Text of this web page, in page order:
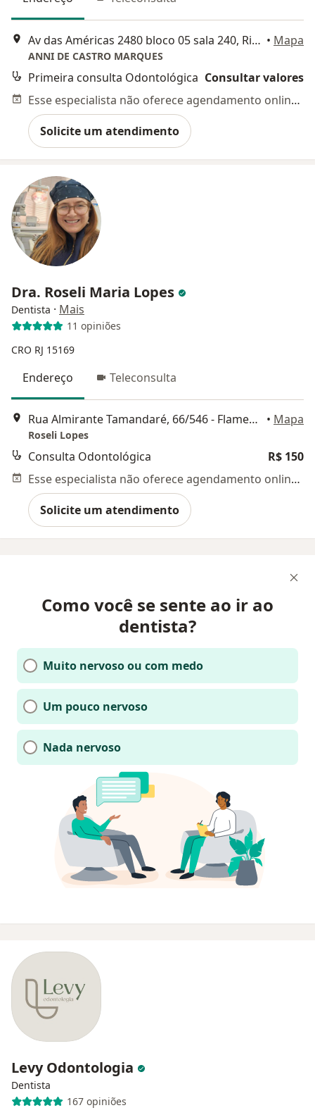
Av das Américas 2480 bloco 05 sala 240, Rio de Janeiro • Mapa
ANNI DE CASTRO MARQUES
Primeira consulta Odontológica Consultar valores
Esse especialista não oferece agendamento online para esse endereço.
Solicite um atendimento
Dra. Roseli Maria Lopes
Dentista · Mais
11 opiniões
CRO RJ 15169
Endereço Teleconsulta
Rua Almirante Tamandaré, 66/546 - Flamengo, Rio de Janeiro • Mapa
Roseli Lopes
Consulta Odontológica
R$ 150
Esse especialista não oferece agendamento online para esse endereço.
Solicite um atendimento
Como você se sente ao ir ao
dentista?
Muito nervoso ou com medo
Um pouco nervoso
Nada nervoso
Levy Odontologia
Dentista
167 opiniões